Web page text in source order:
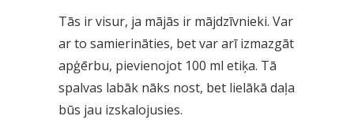
Tās ir visur, ja mājās ir mājdzīvnieki. Var
ar to samierināties, bet var arī izmazgāt
apģērbu, pievienojot 100 ml etiķa. Tā
spalvas labāk nāks nost, bet lielākā daļa
būs jau izskalojusies.